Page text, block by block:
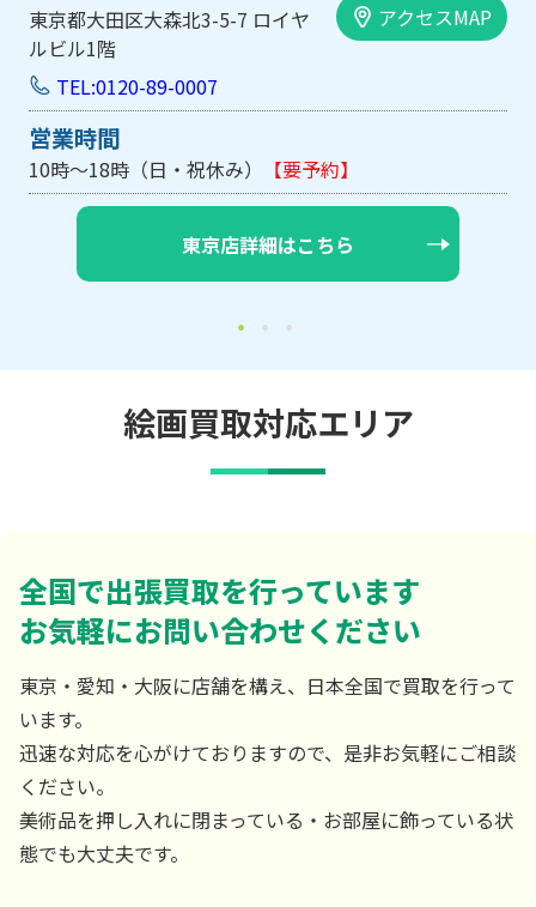
大阪市中央区内平野町1-1-5 西大
手前ビル103号
アクセスMAP
TEL:0120-89-0007
営業時間
10時～18時（日・祝休み/土曜は不定休）
大阪店詳細はこちら
絵画買取対応エリア
全国で出張買取を行っています
お気軽にお問い合わせください
東京・愛知・大阪に店舗を構え、日本全国で買取を行って
います。
迅速な対応を心がけておりますので、是非お気軽にご相談
ください。
美術品を押し入れに閉まっている・お部屋に飾っている状
態でも大丈夫です。